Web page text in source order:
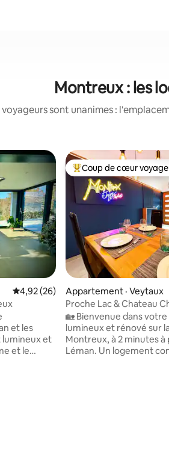
Montreux : les
voyageurs sont unanimes :
Note moyenne de 4,92 sur 5, 26
4,92 (26)
et les
lumineux et
et le
Coup de cœur
Coup de cœur
Appartement · Veytaux
Proche Lac & Chateau
Confortable
🏡 Bienvenue dans
lumineux et rénové sur
Montreux, à 2 minutes à
Léman. Un logement confortable pour 4